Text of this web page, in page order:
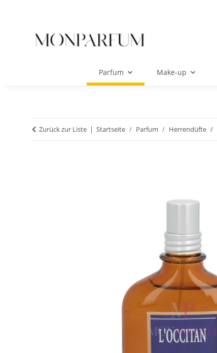
Parfum Make-up
Zurück zur Liste Startseite Parfum Herrendüfte